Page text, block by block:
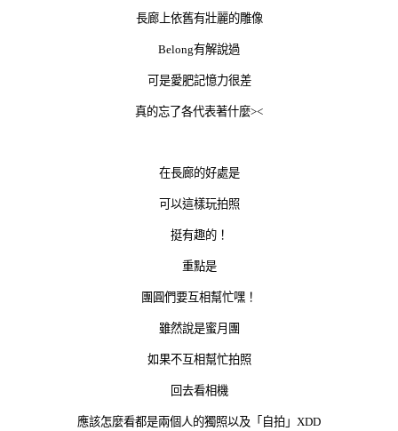
長廊上依舊有壯麗的雕像
Belong有解說過
可是愛肥記憶力很差
真的忘了各代表著什麼><
在長廊的好處是
可以這樣玩拍照
挺有趣的！
重點是
團圓們要互相幫忙嘿！
雖然說是蜜月團
如果不互相幫忙拍照
回去看相機
應該怎麼看都是兩個人的獨照以及「自拍」XDD